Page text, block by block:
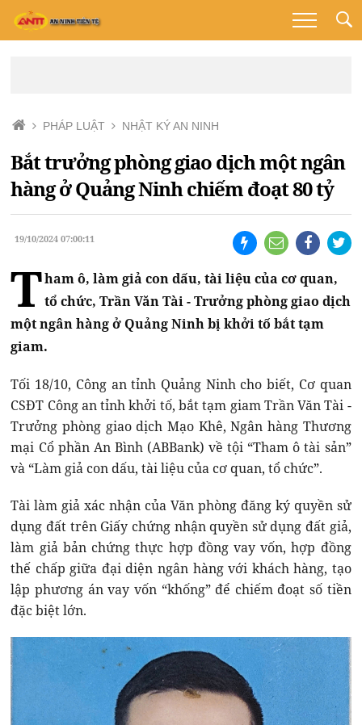
PHÁP LUẬT NHẬT KÝ AN NINH
Bắt trưởng phòng giao dịch một ngân
hàng ở Quảng Ninh chiếm đoạt 80 tỷ
19/10/2024 07:00:11
Tham ô, làm giả con dấu, tài liệu của cơ quan,
tổ chức, Trần Văn Tài - Trưởng phòng giao dịch
một ngân hàng ở Quảng Ninh bị khởi tố bắt tạm
giam.
Tối 18/10, Công an tỉnh Quảng Ninh cho biết, Cơ quan
CSĐT Công an tỉnh khởi tố, bắt tạm giam Trần Văn Tài -
Trưởng phòng giao dịch Mạo Khê, Ngân hàng Thương
mại Cổ phần An Bình (ABBank) về tội “Tham ô tài sản”
và “Làm giả con dấu, tài liệu của cơ quan, tổ chức”.
Tài làm giả xác nhận của Văn phòng đăng ký quyền sử
dụng đất trên Giấy chứng nhận quyền sử dụng đất giả,
làm giả bản chứng thực hợp đồng vay vốn, hợp đồng
thế chấp giữa đại diện ngân hàng với khách hàng, tạo
lập phương án vay vốn “khống” để chiếm đoạt số tiền
đặc biệt lớn.